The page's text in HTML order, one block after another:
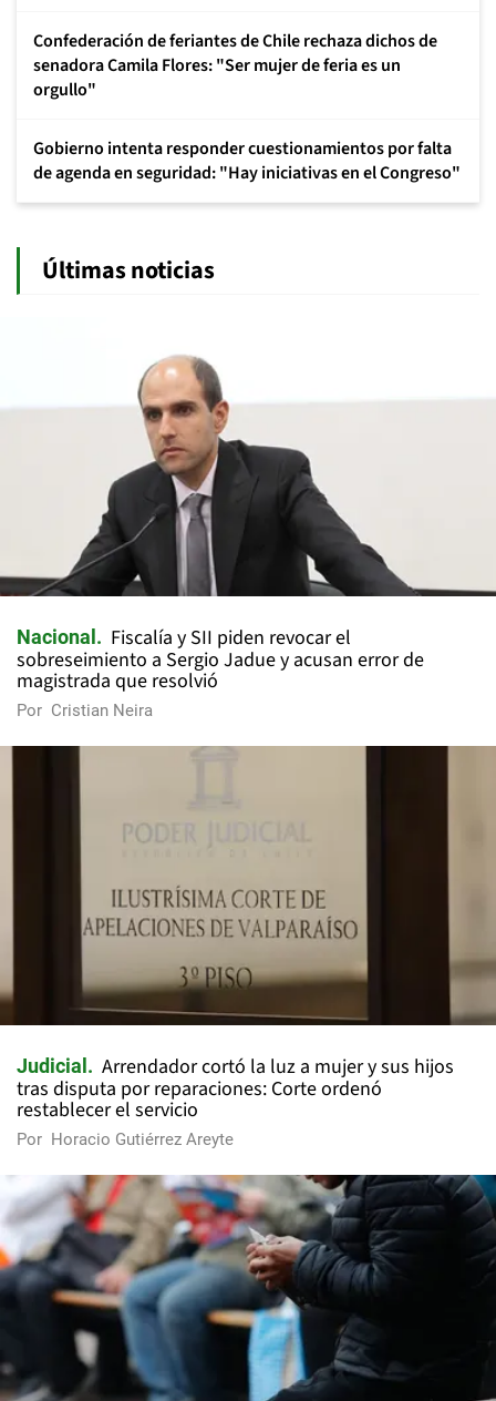
Confederación de feriantes de Chile rechaza dichos de
senadora Camila Flores: "Ser mujer de feria es un
orgullo"
Gobierno intenta responder cuestionamientos por falta
de agenda en seguridad: "Hay iniciativas en el Congreso"
Últimas noticias
Nacional
Fiscalía y SII piden revocar el
sobreseimiento a Sergio Jadue y acusan error de
magistrada que resolvió
Por Cristian Neira
Judicial
Arrendador cortó la luz a mujer y sus hijos
tras disputa por reparaciones: Corte ordenó
restablecer el servicio
Por Horacio Gutiérrez Areyte